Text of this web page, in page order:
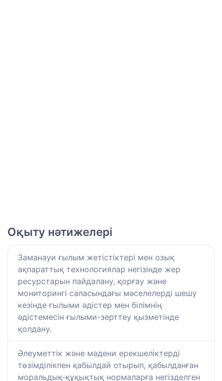
Оқыту нәтижелері
Заманауи ғылым жетістіктері мен озық
ақпараттық технологиялар негізінде жер
ресурстарын пайдалану, қорғау және
мониторингі саласындағы мәселелерді шешу
кезінде ғылыми әдістер мен білімнің
әдістемесін ғылыми-зерттеу қызметінде
қолдану.
Әлеуметтік және мәдени ерекшеліктерді
төзімділікпен қабылдай отырып, қабылданған
моральдық-құқықтық нормаларға негізделген